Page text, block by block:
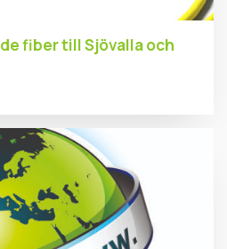
fiber till Sjövalla och